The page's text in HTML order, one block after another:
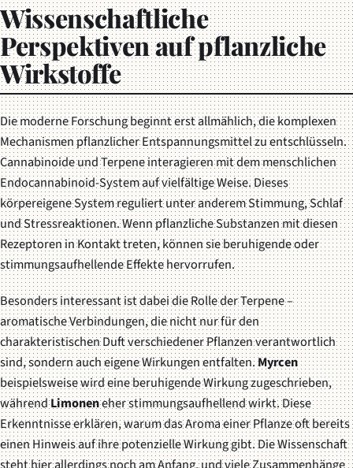
Wissenschaftliche
Perspektiven auf pflanzliche
Wirkstoffe
Die moderne Forschung beginnt erst allmählich, die komplexen
Mechanismen pflanzlicher Entspannungsmittel zu entschlüsseln.
CannabinoideundTerpeneinteragieren mit dem menschlichen
Endocannabinoid-System auf vielfältige Weise. Dieses
körpereigene System reguliert unter anderem Stimmung, Schlaf
und Stressreaktionen. Wenn pflanzliche Substanzen mit diesen
Rezeptoren in Kontakt treten, können sie beruhigende oder
stimmungsaufhellende Effekte hervorrufen.
Besonders interessant ist dabei die Rolle der Terpene –
aromatische Verbindungen, die nicht nur für den
charakteristischen Duft verschiedener Pflanzen verantwortlich
sind, sondern auch eigene Wirkungen entfalten.Myrcen
beispielsweise wird eine beruhigende Wirkung zugeschrieben,
währendLimoneneher stimmungsaufhellend wirkt. Diese
Erkenntnisse erklären, warum das Aroma einer Pflanze oft bereits
einen Hinweis auf ihre potenzielle Wirkung gibt. Die Wissenschaft